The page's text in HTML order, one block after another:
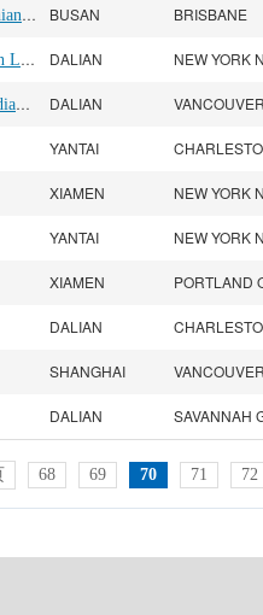
Austrilian and Zelanian Line BUSAN BRISBANE
Japanese and Kokean Line DALIAN NEW YORK
American and Canadian line DALIAN
YANTAI
XIAMEN NEW YORK
YANTAI NEW YORK
XIAMEN PORTLAND
DALIAN
SHANGHAI
DALIAN SAVANNAH
68 69 70 71 72